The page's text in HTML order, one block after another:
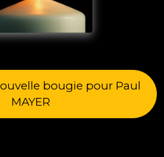
bougie pour Paul
MAYER